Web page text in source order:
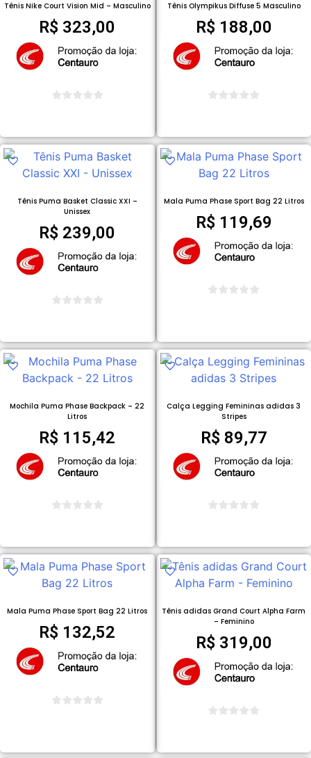
Tênis Nike Court Vision Mid – Masculino
R$ 323,00
Tênis Olympikus Diffuse 5 Masculino
R$ 188,00
Tênis Puma Basket Classic XXI –
Unissex
R$ 239,00
Mala Puma Phase Sport Bag 22 Litros
R$ 119,69
Mochila Puma Phase Backpack – 22
Litros
R$ 115,42
Calça Legging Femininas adidas 3
Stripes
R$ 89,77
Mala Puma Phase Sport Bag 22 Litros
R$ 132,52
Tênis adidas Grand Court Alpha Farm
– Feminino
R$ 319,00